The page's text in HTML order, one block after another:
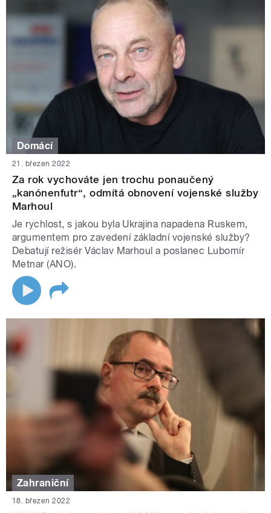
Domácí
21. březen 2022
Za rok vychováte jen trochu ponaučený
„kanónenfutr“, odmítá obnovení vojenské služby
Marhoul
Je rychlost, s jakou byla Ukrajina napadena Ruskem,
argumentem pro zavedení základní vojenské služby?
Debatují režisér Václav Marhoul a poslanec Lubomír
Metnar (ANO).
Zahraniční
18. březen 2022